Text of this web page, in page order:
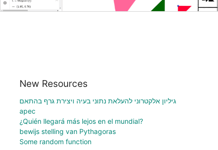
New Resources
גיליון אלקטרוני להעלאת נתוני בעיה ויצירת גרף בהתאם
apec
¿Quién llegará más lejos en el mundial?
bewijs stelling van Pythagoras
Some random function